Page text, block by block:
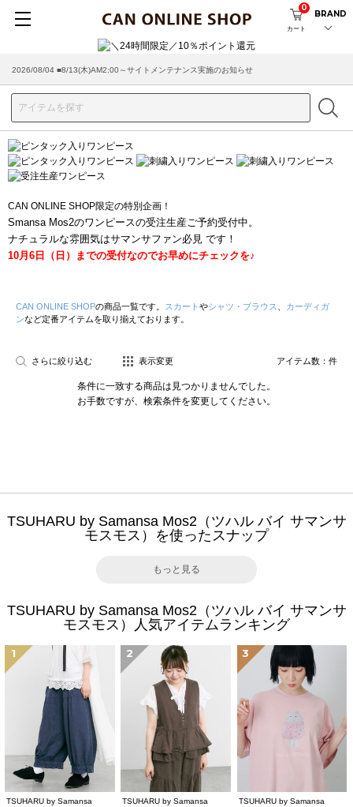
カート
0
BRAND
2026/08/04 ■8/13(木)AM2:00～サイトメンテナンス実施のお知らせ
CAN ONLINE SHOP限定の特別企画！
Smansa Mos2のワンピースの受注生産ご予約受付中。
ナチュラルな雰囲気はサマンサファン必見 です！
10月6日（日）までの受付なのでお早めにチェックを♪
CAN ONLINE SHOPの商品一覧です。 スカート やシャツ・ブラウス
カーディガ
ンなど定番アイテムを取り揃えております。
さらに絞り込む 表示変更 アイテム数： 件
条件に一致する商品は見つかりませんでした。
お手数ですが、検索条件を変更してください。
TSUHARU by Samansa Mos2（ツハル バイ サマンサ
モスモス）を使ったスナップ
もっと見る
TSUHARU by Samansa Mos2（ツハル バイ サマンサ
モスモス）人気アイテムランキング
1
TSUHARU by Samansa
2
TSUHARU by Samansa
3
TSUHARU by Samansa